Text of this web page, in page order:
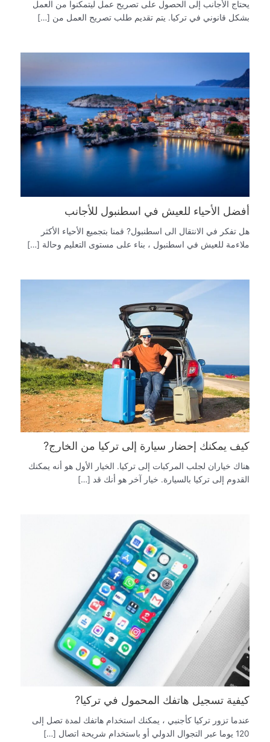
يحتاج الأجانب إلى الحصول على تصريح عمل ليتمكنوا من العمل
بشكل قانوني في تركيا. يتم تقديم طلب تصريح العمل من […]
أفضل الأحياء للعيش في اسطنبول للأجانب
هل تفكر في الانتقال الى اسطنبول? قمنا بتجميع الأحياء الأكثر
ملاءمة للعيش في اسطنبول ، بناء على مستوى التعليم وحالة […]
كيف يمكنك إحضار سيارة إلى تركيا من الخارج?
هناك خياران لجلب المركبات إلى تركيا. الخيار الأول هو أنه يمكنك
القدوم إلى تركيا بالسيارة. خيار آخر هو أنك قد […]
كيفية تسجيل هاتفك المحمول في تركيا?
عندما تزور تركيا كأجنبي ، يمكنك استخدام هاتفك لمدة تصل إلى
120 يوما عبر التجوال الدولي أو باستخدام شريحة اتصال […]